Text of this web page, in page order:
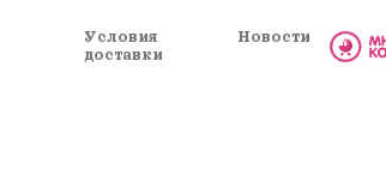
Условия
доставки
Новости